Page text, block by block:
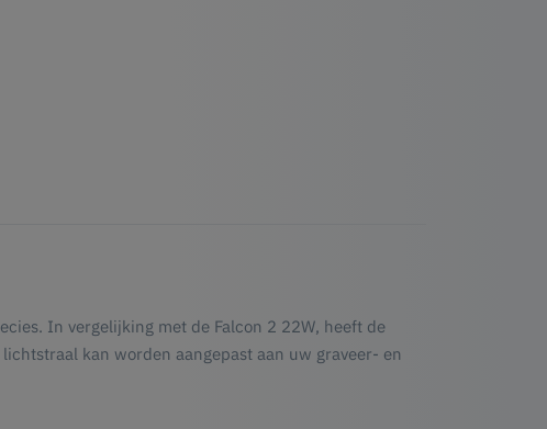
In vergelijking met de Falcon 2 22W, heeft de
kan worden aangepast aan uw graveer- en